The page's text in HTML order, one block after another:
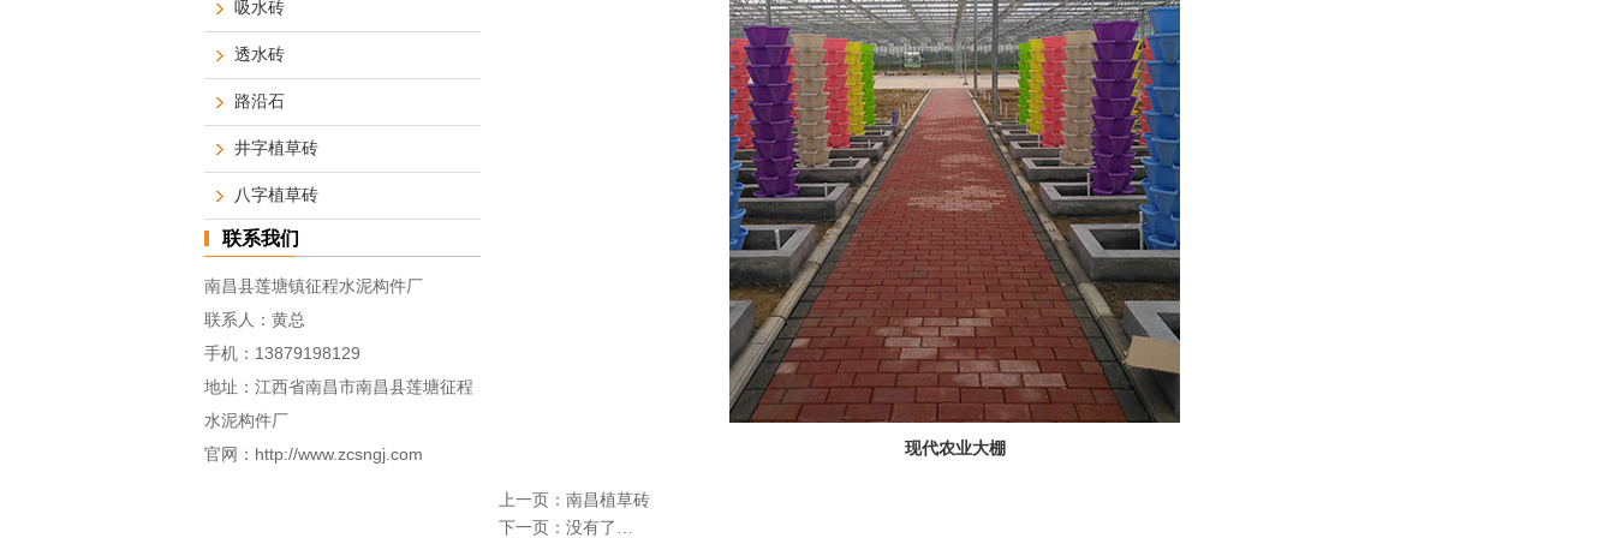
现代农业大棚
上一页： 南昌植草砖
下一页：没有了…
吸水砖
透水砖
路沿石
井字植草砖
八字植草砖
联系我们
南昌县莲塘镇征程水泥构件厂
联系人：黄总
手机： 13879198129
地址：江西省南昌市南昌县莲塘征程
水泥构件厂
官网： http://www.zcsngj.com